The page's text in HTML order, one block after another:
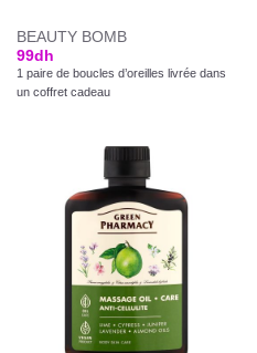
BEAUTY BOMB
99dh
1 paire de boucles d’oreilles livrée dans
un coffret cadeau